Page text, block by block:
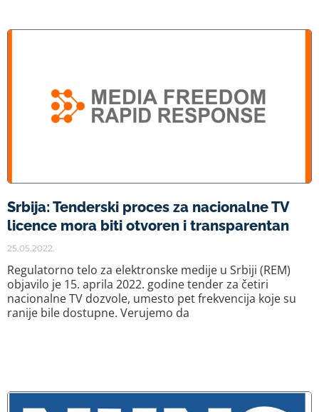
Srbija: Tenderski proces za nacionalne TV
licence mora biti otvoren i transparentan
25.05.2022.
Regulatorno telo za elektronske medije u Srbiji (REM)
objavilo je 15. aprila 2022. godine tender za četiri
nacionalne TV dozvole, umesto pet frekvencija koje su
ranije bile dostupne. Verujemo da